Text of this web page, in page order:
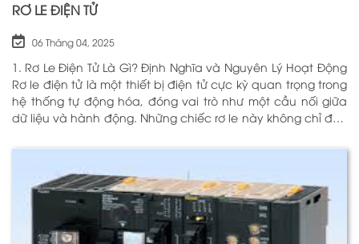
RƠ LE ĐIỆN TỬ
06 Tháng 04, 2025
1. Rơ Le Điện Tử Là Gì? Định Nghĩa và Nguyên Lý Hoạt Động
Rơ le điện tử là một thiết bị điện tử cực kỳ quan trọng trong
hệ thống tự động hóa, đóng vai trò như một cầu nối giữa
dữ liệu và hành động. Những chiếc rơ le này không chỉ đơn
thông minh giúp điều khiển và giám sát hoạt động của các
thiết bị khác nhau trong môi trường công nghiệp cũng như
trong hộ gia đình. Bằng cách sử dụng công nghệ hiện đại,
rơ le điện tử có khả năng xử lý và phản hồi nhanh chóng,
nhằm nâng cao hiệu suất hoạt động và độ an toàn cho
các hệ thống mà nó kiểm soát. N